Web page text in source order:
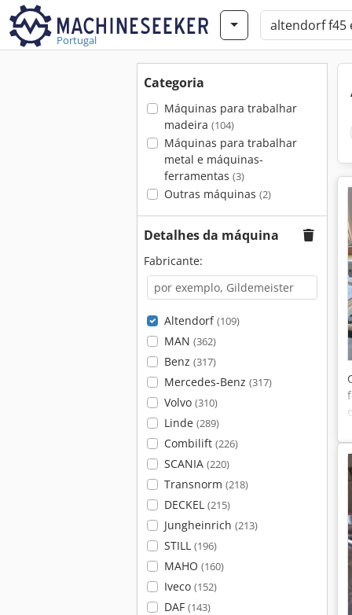
Portugal
Categoria
Máquinas para trabalhar
madeira (104)
Máquinas para trabalhar
metal e máquinas-
ferramentas (3)
Outras máquinas (2)
Detalhes da máquina
Fabricante:
Altendorf(109)
MAN (362)
Benz (317)
Mercedes-Benz (317)
Volvo (310)
Linde (289)
Combilift (226)
SCANIA (220)
Transnorm (218)
DECKEL (215)
Jungheinrich (213)
STILL (196)
MAHO (160)
Iveco (152)
DAF (143)